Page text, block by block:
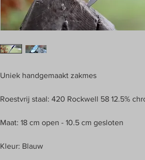
Uniek handgemaakt zakmes
Roestvrij staal: 420 Rockwell 58 12.5%
Maat: 18 cm open - 10.5 cm gesloten
Kleur: Blauw